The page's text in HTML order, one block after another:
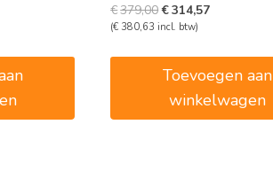
€379,00Oorspronkelijke
prijs
€379,00.
€314,57Huidige
(€ 380,63 incl. btw)
Toevoegen aan
winkelwagen